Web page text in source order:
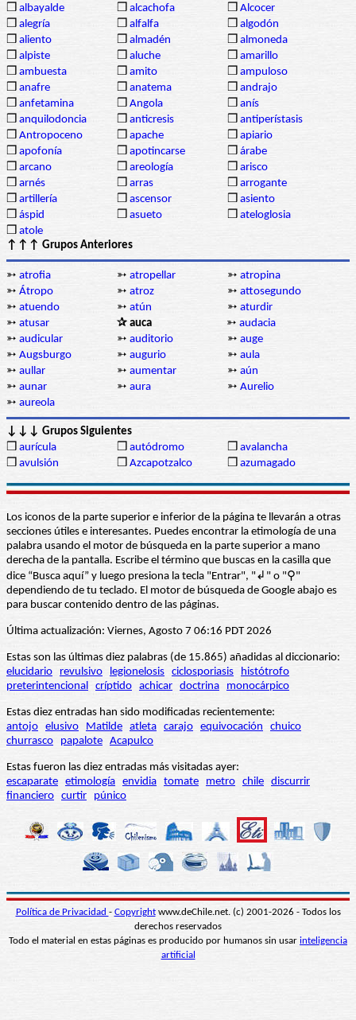
❒ albayalde ❒ alcachofa ❒ Alcocer
❒ alegría ❒ alfalfa ❒ algodón
❒ aliento ❒ almadén ❒ almoneda
❒ alpiste ❒ aluche ❒ amarillo
❒ ambuesta ❒ amito ❒ ampuloso
❒ anafre ❒ anatema ❒ andrajo
❒ anfetamina ❒ Angola ❒ anís
❒ anquilodoncia ❒ anticresis ❒ antiperístasis
❒ Antropoceno ❒ apache ❒ apiario
❒ apofonía ❒ apotincarse ❒ árabe
❒ arcano ❒ areología ❒ arisco
❒ arnés ❒ arras ❒ arrogante
❒ artillería ❒ ascensor ❒ asiento
❒ áspid ❒ asueto ❒ ateloglosia
❒ atole
↑↑↑ Grupos Anteriores
➳ atrofia ➳ atropellar ➳ atropina
➳ Átropo ➳ atroz ➳ attosegundo
➳ atuendo ➳ atún ➳ aturdir
➳ atusar ✰ auca ➳ audacia
➳ audicular ➳ auditorio ➳ auge
➳ Augsburgo ➳ augurio ➳ aula
➳ aullar ➳ aumentar ➳ aún
➳ aunar ➳ aura ➳ Aurelio
➳ aureola
↓↓↓ Grupos Siguientes
❒ aurícula ❒ autódromo ❒ avalancha
❒ avulsión ❒ Azcapotzalco ❒ azumagado
Los iconos de la parte superior e inferior de la página te llevarán a otras
secciones útiles e interesantes. Puedes encontrar la etimología de una
palabra usando el motor de búsqueda en la parte superior a mano
derecha de la pantalla. Escribe el término que buscas en la casilla que
dice “Busca aquí” y luego presiona la tecla "Entrar", "↲" o "⚲"
dependiendo de tu teclado. El motor de búsqueda de Google abajo es
para buscar contenido dentro de las páginas.
Última actualización: Viernes, Agosto 7 06:16 PDT 2026
Estas son las últimas diez palabras (de 15.865) añadidas al diccionario:
elucidario
revulsivo legionelosis ciclosporiasis
histótrofo
preterintencional críptido achicar doctrina monocárpico
Estas diez entradas han sido modificadas recientemente:
antojo elusivo Matilde atleta carajo equivocación
chuico
churrasco
papalote Acapulco
Estas fueron las diez entradas más visitadas ayer:
escaparate etimología envidia tomate metro chile discurrir
financiero curtir púnico
Política de Privacidad - Copyrightwww.deChile.net. (c) 2001-2026 - Todos los
derechos reservados
Todo el material en estas páginas es producido por humanos sin usar inteligencia
artificial